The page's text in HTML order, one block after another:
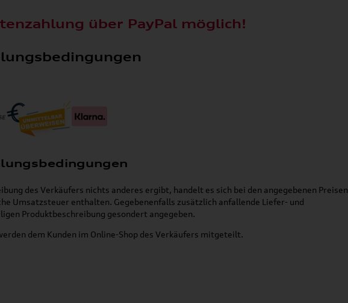
über PayPal möglich!
des Verkäufers nichts anderes ergibt, handelt es sich bei den angegebenen Preisen
Umsatzsteuer enthalten. Gegebenenfalls zusätzlich anfallende Liefer- und
Produktbeschreibung gesondert angegeben.
dem Kunden im Online-Shop des Verkäufers mitgeteilt.